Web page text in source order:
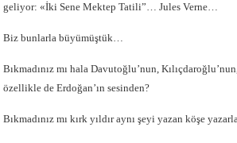
geliyor: «İki Sene Mektep Tatili”… Jules Verne…
Biz bunlarla büyümüştük…
Bıkmadınız mı hala Davutoğlu’nun,
özellikle de Erdoğan’ın sesinden?
Bıkmadınız mı kırk yıldır aynı şeyi yazan köşe